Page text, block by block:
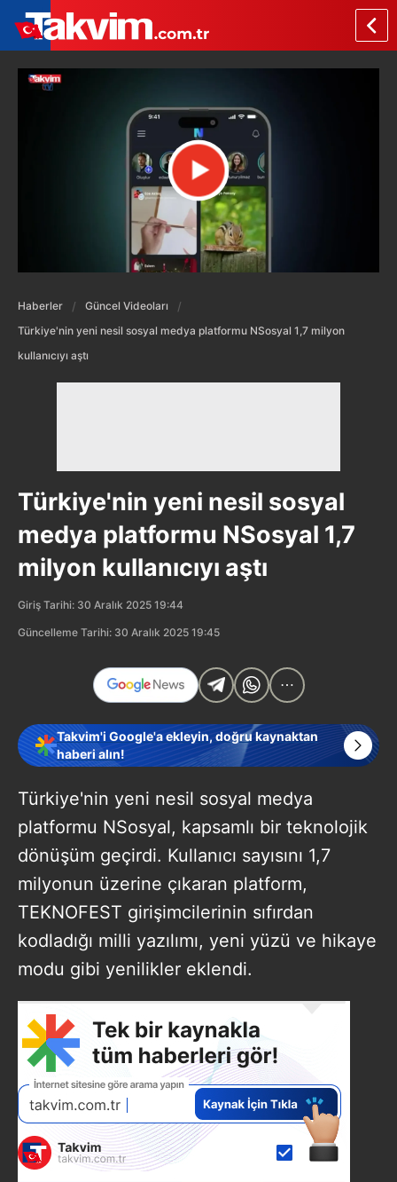
Haberler
Güncel Videoları
Türkiye'nin yeni nesil sosyal medya platformu NSosyal 1,7 milyon
kullanıcıyı aştı
Türkiye'nin yeni nesil sosyal
medya platformu NSosyal 1,7
milyon kullanıcıyı aştı
Giriş Tarihi: 30 Aralık 2025 19:44
Güncelleme Tarihi: 30 Aralık 2025 19:45
Takvim'i Google'a ekleyin, doğru kaynaktan
haberi alın!
Türkiye'nin yeni nesil sosyal medya
platformu NSosyal, kapsamlı bir teknolojik
dönüşüm geçirdi. Kullanıcı sayısını 1,7
milyonun üzerine çıkaran platform,
TEKNOFEST girişimcilerinin sıfırdan
kodladığı milli yazılımı, yeni yüzü ve hikaye
modu gibi yenilikler eklendi.